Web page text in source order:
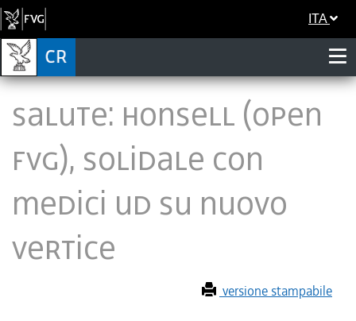
ITA
Salute: Honsell (Open
Fvg), solidale con
medici Ud su nuovo
vertice
versione stampabile